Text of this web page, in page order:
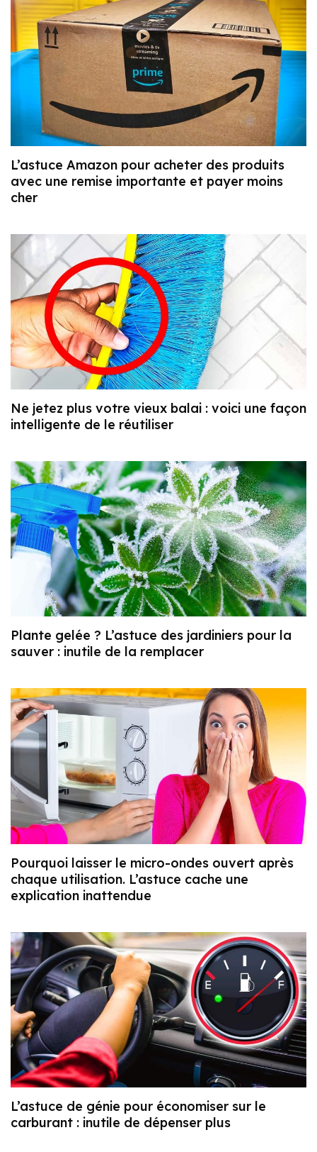
L’astuce Amazon pour acheter des produits
avec une remise importante et payer moins
cher
Ne jetez plus votre vieux balai : voici une façon
intelligente de le réutiliser
Plante gelée ? L’astuce des jardiniers pour la
sauver : inutile de la remplacer
Pourquoi laisser le micro-ondes ouvert après
chaque utilisation. L’astuce cache une
explication inattendue
L’astuce de génie pour économiser sur le
carburant : inutile de dépenser plus